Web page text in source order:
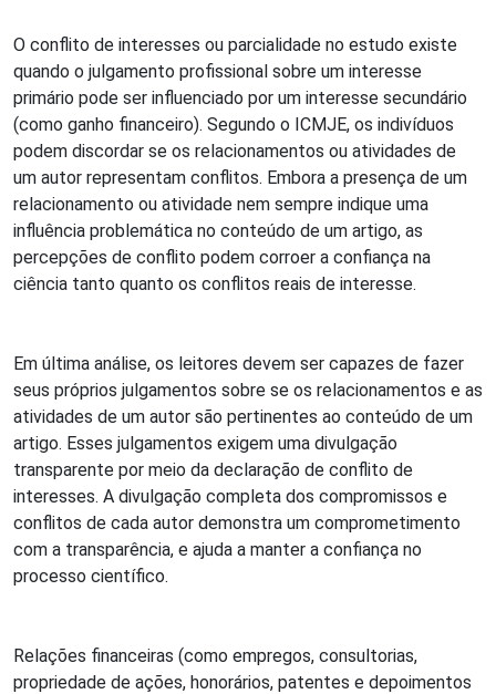
O conflito de interesses ou parcialidade no estudo existe
quando o julgamento profissional sobre um interesse
primário pode ser influenciado por um interesse secundário
(como ganho financeiro). Segundo o ICMJE, os indivíduos
podem discordar se os relacionamentos ou atividades de
um autor representam conflitos. Embora a presença de um
relacionamento ou atividade nem sempre indique uma
influência problemática no conteúdo de um artigo, as
percepções de conflito podem corroer a confiança na
ciência tanto quanto os conflitos reais de interesse.
Em última análise, os leitores devem ser capazes de fazer
seus próprios julgamentos sobre se os relacionamentos e as
atividades de um autor são pertinentes ao conteúdo de um
artigo. Esses julgamentos exigem uma divulgação
transparente por meio da declaração de conflito de
interesses. A divulgação completa dos compromissos e
conflitos de cada autor demonstra um comprometimento
com a transparência, e ajuda a manter a confiança no
processo científico.
Relações financeiras (como empregos, consultorias,
propriedade de ações, honorários, patentes e depoimentos